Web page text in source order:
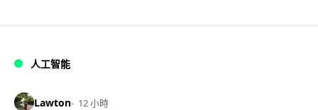
人工智能
Lawton 12 小時